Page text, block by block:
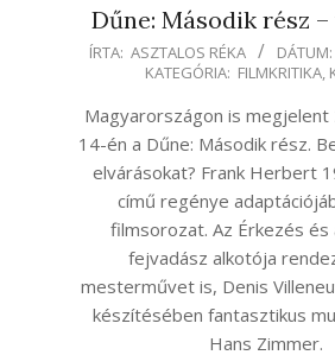
Dűne: Második rész
2024-
14
ÍRTA: ASZTALOS RÉKA DÁTUM:
KATEGÓRIA: FILMKRITIKA,
Magyarországon is megjelent
14-én a Dűne: Második rész.
elvárásokat? Frank Herbert
című regénye
filmsorozat. Az Érkezés és
fejvadász alkotója
mesterművet is, Denis
készítésében fantasztikus
Hans Zimmer.